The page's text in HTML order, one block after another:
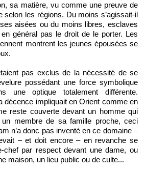
sa matière, vu comme une preuve de
selon les régions. Du moins s’agissait-il
aisées ou du moins libres, esclaves
en général pas le droit de le porter. Les
montrent les jeunes épousées se
pas exclus de la nécessité de se
possédant une force symbolique
une optique totalement différente.
décence impliquait en Orient comme en
reste couverte devant un homme qui
membre de sa famille proche, ceci
n’a donc pas inventé en ce domaine –
– et doit encore – en revanche se
chef par respect devant une dame, ou
maison, un lieu public ou de culte...